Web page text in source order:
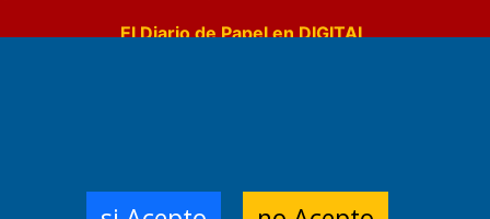
El Diario de Papel en DIGITAL